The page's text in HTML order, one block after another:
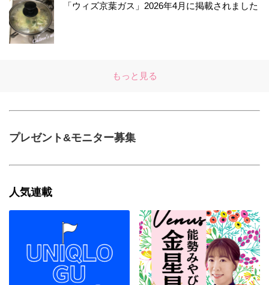
「ウィズ京葉ガス」2026年4月に掲載されました
もっと見る
プレゼント&モニター募集
人気連載